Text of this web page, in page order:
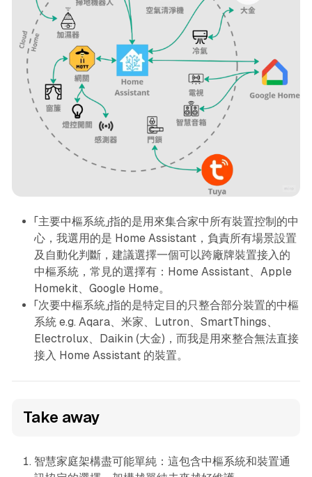
「主要中樞系統」指的是用來集合家中所有裝置控制的中
心，我選用的是 Home Assistant，負責所有場景設置
及自動化判斷，建議選擇一個可以跨廠牌裝置接入的
中樞系統，常見的選擇有：Home Assistant、Apple
Homekit、Google Home。
「次要中樞系統」指的是特定目的只整合部分裝置的中樞
系統 e.g. Aqara、米家、Lutron、SmartThings、
Electrolux、Daikin (大金)，而我是用來整合無法直接
接入 Home Assistant 的裝置。
Take away
智慧家庭架構盡可能單純：這包含中樞系統和裝置通